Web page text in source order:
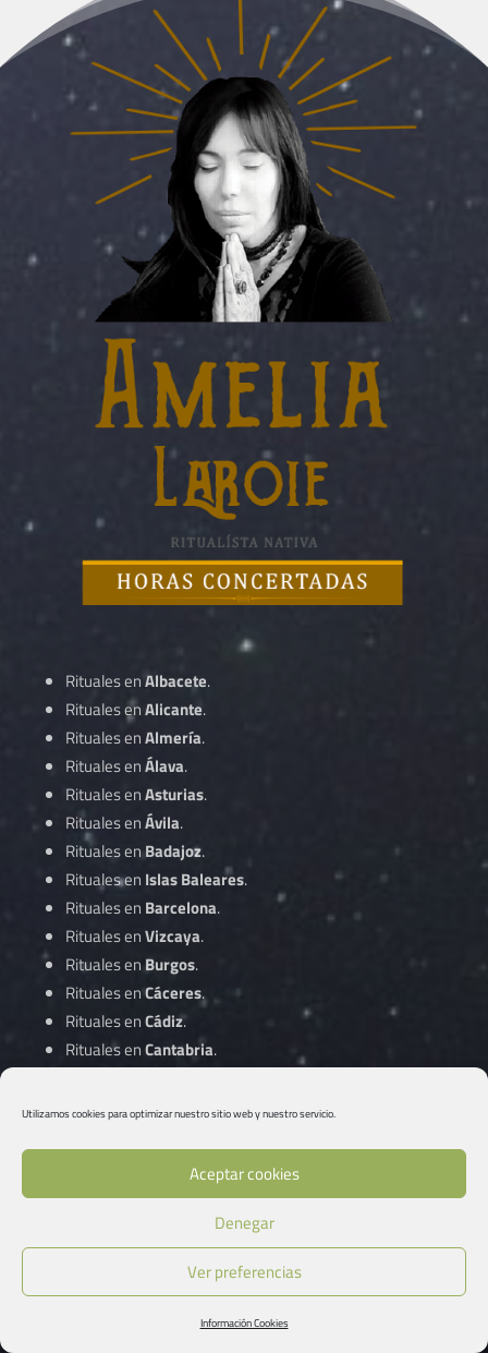
Utilizamos cookies para optimizar nuestro sitio web y nuestro servicio.
Aceptar cookies
Denegar
Ver preferencias
Información Cookies
Rituales enAlbacete.
Rituales enAlicante.
Rituales enAlmería.
Rituales enÁlava.
Rituales enAsturias.
Rituales enÁvila.
Rituales en Badajoz.
Rituales en Islas Baleares.
Rituales en Barcelona.
Rituales enVizcaya.
Rituales en Burgos.
Rituales enCáceres.
Rituales enCádiz.
Rituales enCantabria.
Rituales enCiudad Real.
Gipuzkoa.
Rituales enGirona.
Granada.